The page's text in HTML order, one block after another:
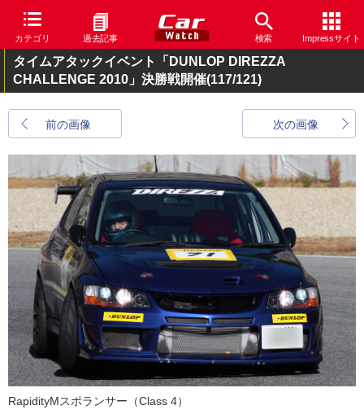
カテゴリ 過去記事 検索 Impressサイト
タイムアタックイベント「DUNLOP DIREZZA
CHALLENGE 2010」決勝戦開催(117/121)
前の画像 次の画像
RapidityMスポランサー（Class 4）